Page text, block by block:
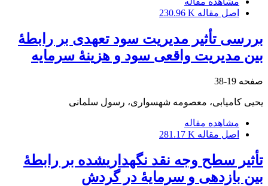
اصل مقاله 230.96 K
بررسی تأثیر مدیریت سود تعهدی بر رابطۀ
بین مدیریت واقعی سود و هزینۀ سرمایه
صفحه 19-38
یحیی کامیابی، معصومه شهسواری، رسول سلمانی
مشاهده مقاله
اصل مقاله 281.17 K
تأثیر سطح وجه نقد نگهداری‎شده بر رابطۀ
بین بازدهی و سرمایۀ در گردش